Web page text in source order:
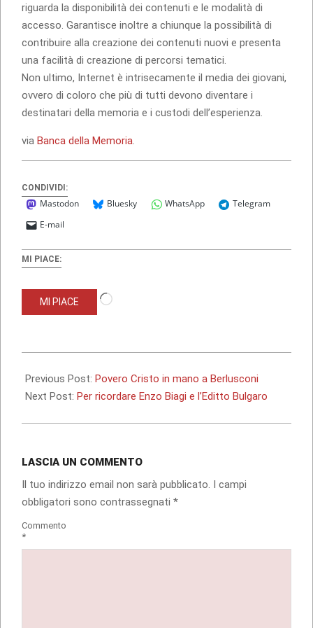
riguarda la disponibilità dei contenuti e le modalità di
accesso. Garantisce inoltre a chiunque la possibilità di
contribuire alla creazione dei contenuti nuovi e presenta
una facilità di creazione di percorsi tematici.
Non ultimo, Internet è intrisecamente il media dei giovani,
ovvero di coloro che più di tutti devono diventare i
destinatari della memoria e i custodi dell’esperienza.
via Banca della Memoria.
CONDIVIDI:
Mastodon Bluesky WhatsApp
Telegram
E-mail
MI PIACE:
MI PIACE
11-
06
Previous Post: Povero Cristo in mano a Berlusconi
Next Post: Per ricordare Enzo Biagi e l’Editto Bulgaro
LASCIA UN COMMENTO
Il tuo indirizzo email non sarà pubblicato. I campi
obbligatori sono contrassegnati *
Commento
*